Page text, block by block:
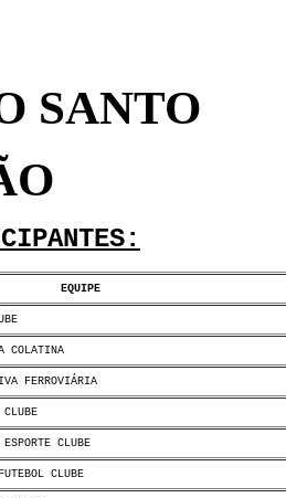
SANTO
EQUIPE
COLATINA
FERROVIÁRIA
CLUBE
CLUBE